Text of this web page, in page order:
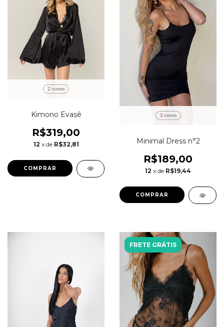
2 cores
Kimono Evasê
R$319,00
12 x de R$32,81
COMPRAR
3 cores
Minimal Dress n°2
R$189,00
12 x de R$19,44
COMPRAR
FRETE GRÁTIS